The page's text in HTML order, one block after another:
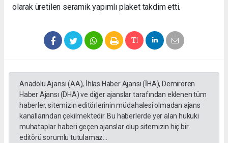
olarak üretilen seramik yapımlı plaket takdim etti.
Anadolu Ajansı (AA), İhlas Haber Ajansı (İHA), Demirören
Haber Ajansı (DHA) ve diğer ajanslar tarafından eklenen tüm
haberler, sitemizin editörlerinin müdahalesi olmadan ajans
kanallarından çekilmektedir. Bu haberlerde yer alan hukuki
muhataplar haberi geçen ajanslar olup sitemizin hiç bir
editörü sorumlu tutulamaz...